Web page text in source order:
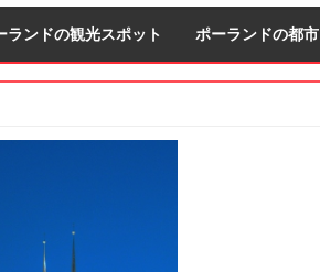
ランドの観光スポット ポーランドの都市